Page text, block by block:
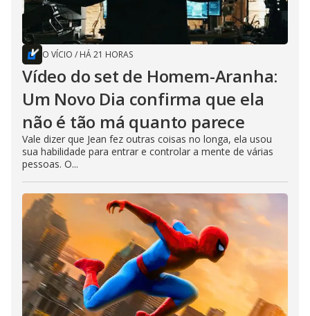
O VÍCIO / HÁ 21 HORAS
Vídeo do set de Homem-Aranha:
Um Novo Dia confirma que ela
não é tão má quanto parece
Vale dizer que Jean fez outras coisas no longa, ela usou
sua habilidade para entrar e controlar a mente de várias
pessoas. O...